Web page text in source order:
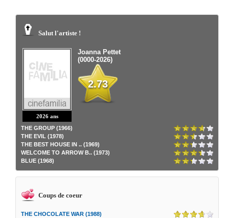
Salut l'artiste !
2026 ans
Joanna Pettet
(0000-2026)
2.73
THE GROUP (1966)
THE EVIL (1978)
THE BEST HOUSE IN .. (1969)
WELCOME TO ARROW B.. (1973)
BLUE (1968)
Coups de coeur
THE CHOCOLATE WAR (1988)